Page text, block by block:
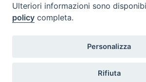
dott. Giuseppe Damato
Ulteriori informazioni sono
policy completa.
Personalizza
Rifiuta